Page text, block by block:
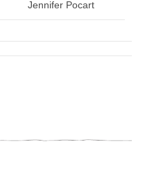
Jennifer Pocart